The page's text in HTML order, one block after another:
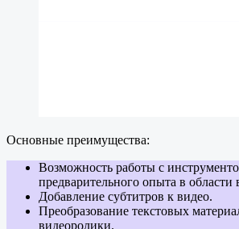
Основные преимущества:
Возможность работы с
предварительного опыта в области
Добавление субтитров к видео.
Преобразование текстовых
видеоролики.